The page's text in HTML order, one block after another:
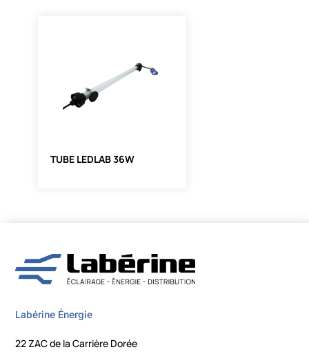
TUBE LEDLAB 36W
Labérine Énergie
22 ZAC de la Carrière Dorée